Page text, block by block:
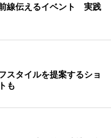
線伝えるイベント 実践
スタイルを提案するショ
も